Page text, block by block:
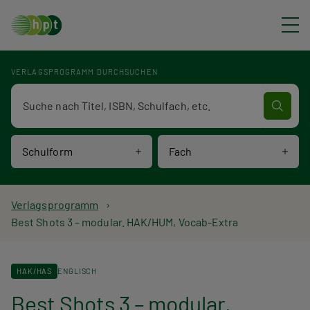
VERLAGSPROGRAMM DURCHSUCHEN
Schulform Fach
Verlagsprogramm Volltextsuche
P
a
d
Verlagsprogramm
Best Shots 3 – modular. HAK/HUM, Vocab-Extra
HAK/HAS ENGLISCH
Best Shots 3 – modular.